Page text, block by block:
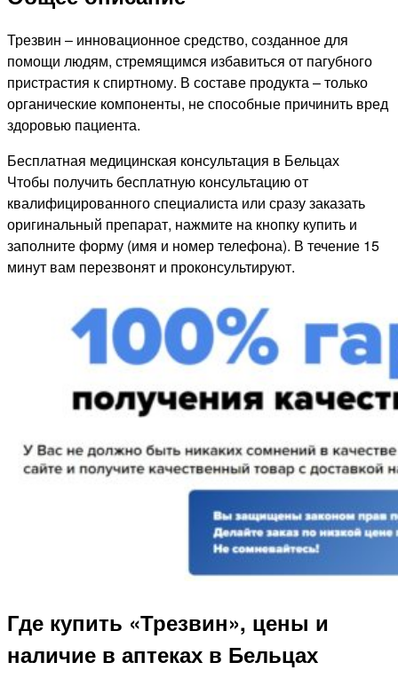
Трезвин – инновационное средство, созданное для
помощи людям, стремящимся избавиться от пагубного
пристрастия к спиртному. В составе продукта – только
органические компоненты, не способные причинить вред
здоровью пациента.
Бесплатная медицинская консультация в Бельцах
Чтобы получить бесплатную консультацию от
квалифицированного специалиста или сразу заказать
оригинальный препарат, нажмите на кнопку купить и
заполните форму (имя и номер телефона). В течение 15
минут вам перезвонят и проконсультируют.
Где купить «Трезвин», цены и
наличие в аптеках в Бельцах